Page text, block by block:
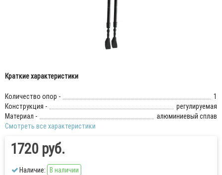
Краткие характеристики
Количество опор -
1
Конструкция -
регулируемая
Материал -
алюминиевый сплав
Смотреть все характеристики
1720 руб.
Наличие: В наличии